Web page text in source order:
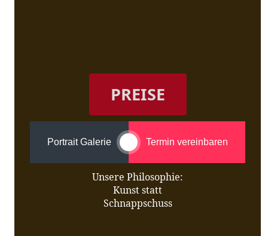
PREISE
Portrait Galerie Termin vereinbaren
Unsere Philosophie:
Kunst statt
Schnappschuss